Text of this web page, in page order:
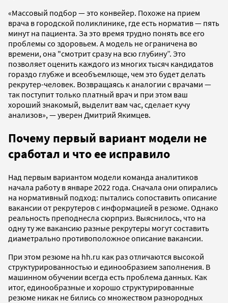
«Массовый подбор — это конвейер. Похоже на прием
врача в городской поликлинике, где есть норматив — пять
минут на пациента. За это время трудно понять все его
проблемы со здоровьем. А модель не ограничена во
времени, она "смотрит сразу на всю глубину”. Это
позволяет оценить каждого из многих тысяч кандидатов
гораздо глубже и всеобъемлюще, чем это будет делать
рекрутер-человек. Возвращаясь к аналогии с врачами —
так поступит только платный врач и при этом ваш
хороший знакомый, выделит вам час, сделает кучу
анализов», — уверен Дмитрий Якимцев.
Почему первый вариант модели не
сработал и что ее исправило
Над первым вариантом модели команда аналитиков
начала работу в январе 2022 года. Сначала они опирались
на нормативный подход: пытались сопоставить описание
вакансии от рекрутеров с информацией в резюме. Однако
реальность преподнесла сюрприз. Выяснилось, что на
одну ту же вакансию разные рекрутеры могут составить
диаметрально противоположное описание вакансии.
При этом резюме на hh.ru как раз отличаются высокой
структурированностью и единообразием заполнения. В
машинном обучении всегда есть проблема данных. Как
итог, единообразные и хорошо структурированные
резюме никак не бились со множеством разнородных